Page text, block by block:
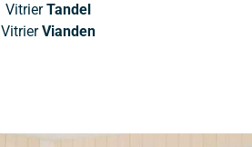
VitrierTandel
VitrierVianden